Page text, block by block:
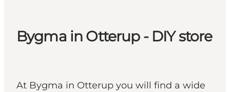
Bygma in Otterup - DIY store
At Bygma in Otterup you will find a wide